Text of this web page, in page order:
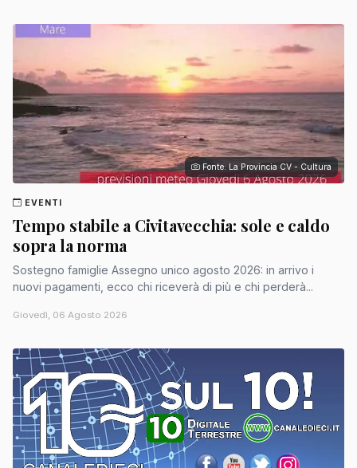
Fonte: La Provincia CV - Cultura
EVENTI
Tempo stabile a Civitavecchia: sole e caldo
sopra la norma
Sostegno famiglie Assegno unico agosto 2026: in arrivo i
nuovi pagamenti, ecco chi riceverà di più e chi perderà...
Giovedì, 06 Agosto 2026